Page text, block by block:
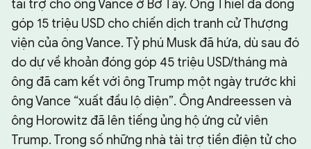
tài trợ cho ông Vance ở Bờ Tây. Ông Thiel đã đóng
góp 15 triệu USD cho chiến dịch tranh cử Thượng
viện của ông Vance. Tỷ phú Musk đã hứa, dù sau đó
do dự về khoản đóng góp 45 triệu USD/tháng mà
ông đã cam kết với ông Trump một ngày trước khi
ông Vance “xuất đầu lộ diện”. Ông Andreessen và
ông Horowitz đã lên tiếng ủng hộ ứng cử viên
Trump. Trong số những nhà tài trợ tiền điện tử cho